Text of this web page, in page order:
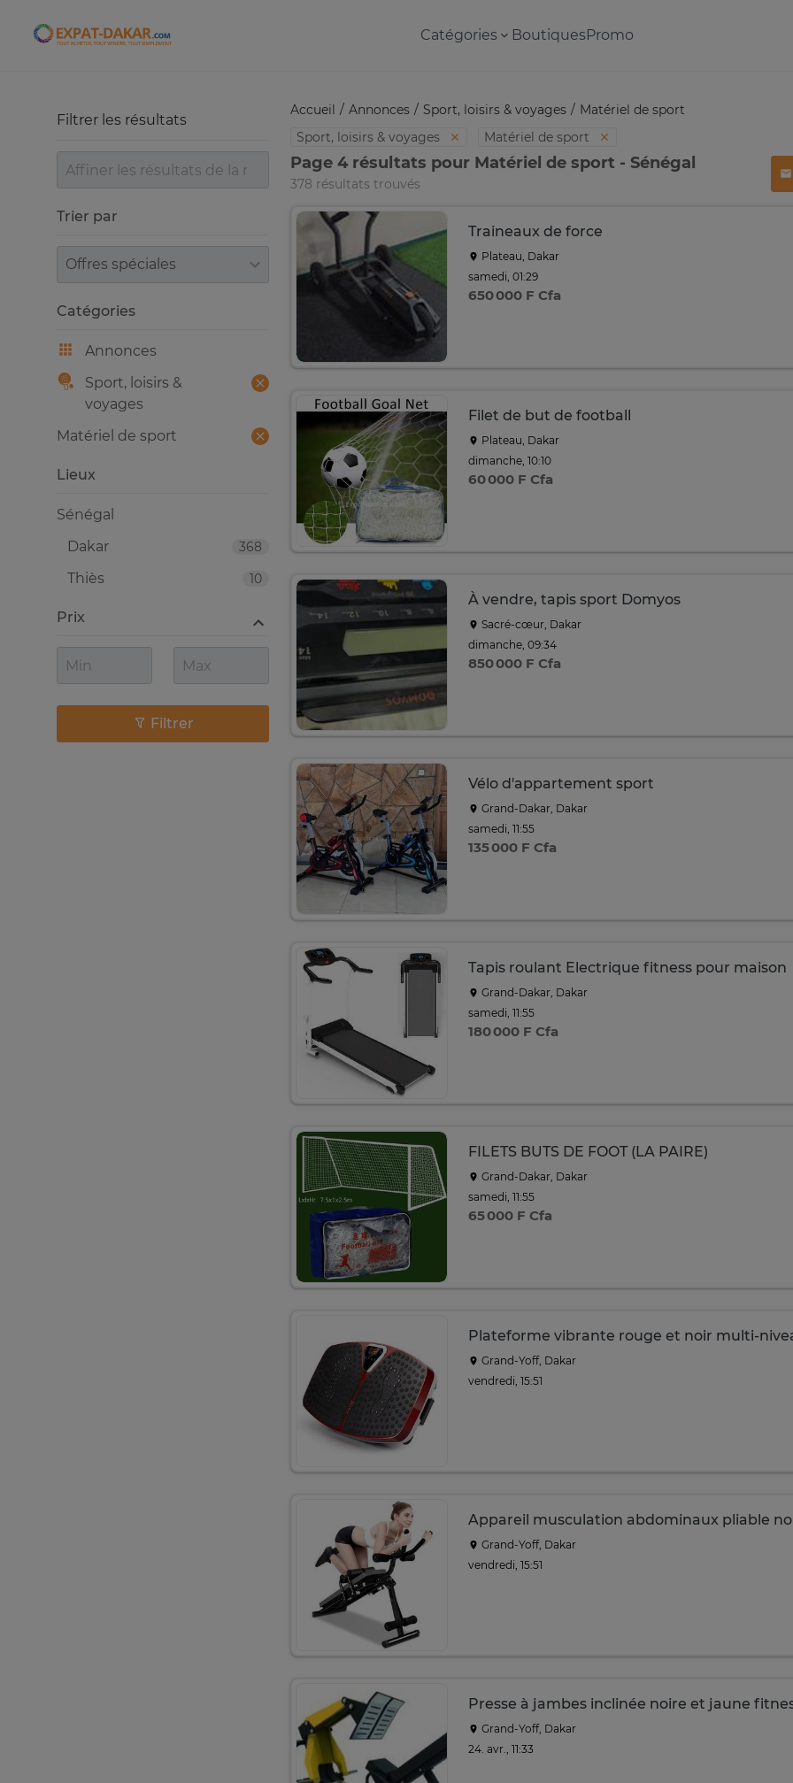
Expat-Dakar Catégories BoutiquesPromo
Accueil Annonces Sport, loisirs & voyages
Matériel de sport
Sport, loisirs & voyages
Matériel de sport
Page 4 résultats pour Matériel de sport - Sénégal
378 résultats trouvés
Traineaux de force
Plateau, Dakar
samedi, 01:29
650 000 F Cfa
Filet de but de football
Plateau, Dakar
dimanche, 10:10
60 000 F Cfa
À vendre, tapis sport Domyos
Sacré-cœur, Dakar
dimanche, 09:34
850 000 F Cfa
Vélo d'appartement sport
Grand-Dakar, Dakar
samedi, 11:55
135 000 F Cfa
Tapis roulant Electrique fitness pour maison
Grand-Dakar, Dakar
samedi, 11:55
180 000 F Cfa
FILETS BUTS DE FOOT (LA PAIRE)
Grand-Dakar, Dakar
samedi, 11:55
65 000 F Cfa
Plateforme vibrante rouge et noir multi-
Grand-Yoff, Dakar
vendredi, 15:51
Appareil musculation abdominaux pliable
Grand-Yoff, Dakar
vendredi, 15:51
Presse à jambes inclinée noire et jaune
Grand-Yoff, Dakar
24. avr., 11:33
Filtrer les résultats
Trier par
Trier par
Catégories
Annonces
Sport, loisirs &
voyages
Matériel de sport
Lieux
Sénégal
368
Dakar
10
Thiès
Prix
Filtrer